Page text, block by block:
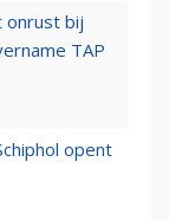
onrust bij
TAP
opent